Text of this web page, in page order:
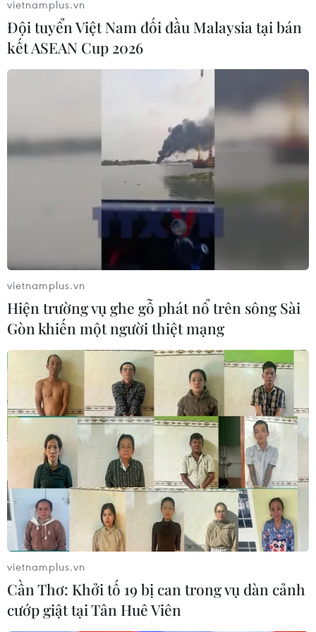
vietnamplus.vn
Đội tuyển Việt Nam đối đầu Malaysia tại bán
kết ASEAN Cup 2026
vietnamplus.vn
Hiện trường vụ ghe gỗ phát nổ trên sông Sài
Gòn khiến một người thiệt mạng
vietnamplus.vn
Cần Thơ: Khởi tố 19 bị can trong vụ dàn cảnh
cướp giật tại Tân Huê Viên